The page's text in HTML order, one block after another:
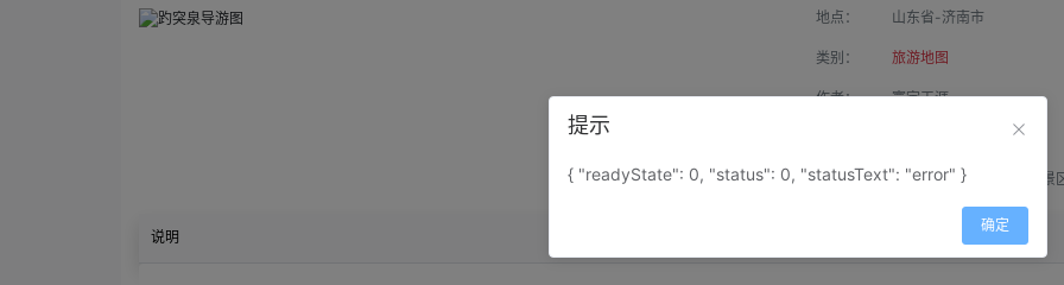
地点： 山东省-济南市
类别： 旅游地图
作者： 寰宇天涯
属性： 地图属性： 地图类型-景
说明
提示
{ "readyState": 0, "status": 0, "statusText": "error" }
确定